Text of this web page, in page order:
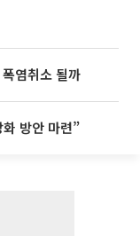
염취소 될까
방안 마련”